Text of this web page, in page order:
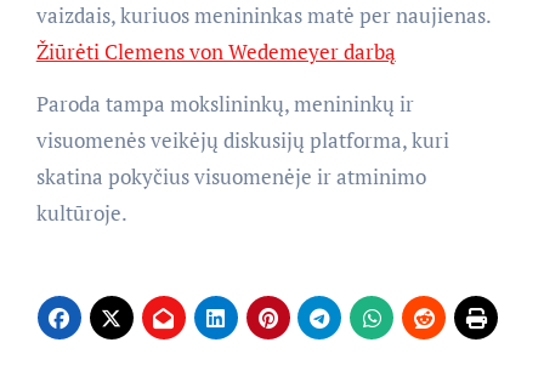
vaizdais, kuriuos menininkas matė per naujienas.
Žiūrėti Clemens von Wedemeyer darbą
Paroda tampa mokslininkų, menininkų ir
visuomenės veikėjų diskusijų platforma, kuri
skatina pokyčius visuomenėje ir atminimo
kultūroje.